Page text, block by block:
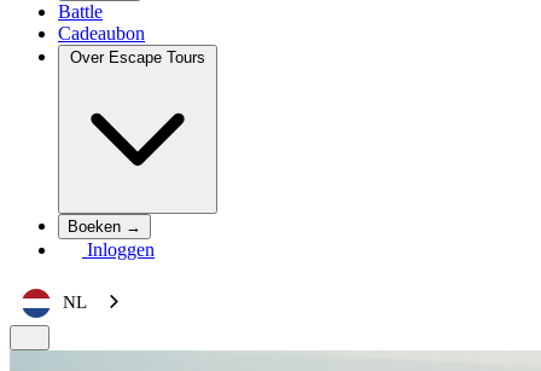
Battle
Cadeaubon
Over Escape Tours
Boeken →
Inloggen
NL